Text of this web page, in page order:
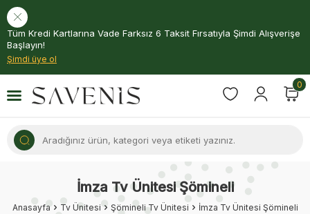
Tüm Kredi Kartlarına Vade Farksız 6 Taksit Fırsatıyla Şimdi Alışverişe
Başlayın!
Şimdi üye ol
0
İmza Tv Ünitesi Şömineli
Anasayfa Tv Ünitesi Şömineli Tv Ünitesi İmza Tv Ünitesi Şömineli